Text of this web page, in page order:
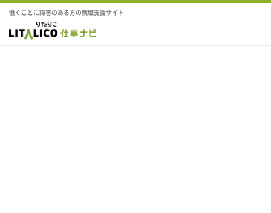
働くことに障害のある方の就職支援サイト